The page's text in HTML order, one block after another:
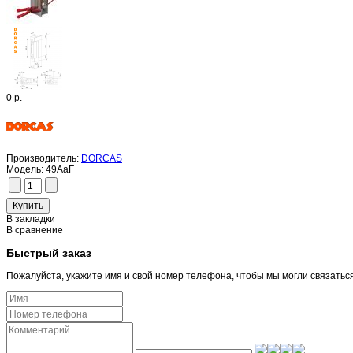
0 р.
Производитель: DORCAS
Модель: 49AaF
В закладки
В сравнение
Быстрый заказ
Пожалуйста, укажите имя и свой номер телефона, чтобы мы могли